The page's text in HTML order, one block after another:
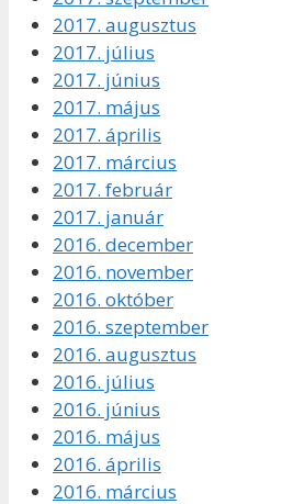
2017. augusztus
2017. július
2017. június
2017. május
2017. április
2017. március
2017. február
2017. január
2016. december
2016. november
2016. október
2016. szeptember
2016. augusztus
2016. július
2016. június
2016. május
2016. április
2016. március